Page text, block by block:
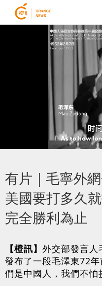
有片｜毛寧外
美國要打多久
完全勝利為止
【橙訊】 外交部發言人
發布了一段毛澤東72
們是中國人，我們不怕